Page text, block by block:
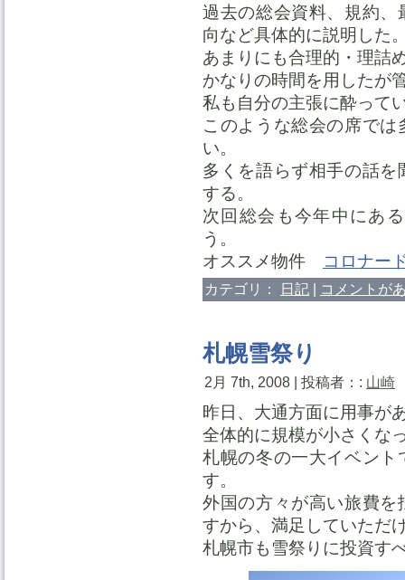
過去の総会資料、規約
向など具体的に説明した
あまりにも合理的・理詰
かなりの時間を用したが
私も自分の主張に酔って
このような総会の席で
い。
多くを語らず相手の話
する。
次回総会も今年中にあ
う。
オススメ物件
コロナー
カテゴリ： 日記 | コメントが
札幌雪祭り
2月 7th, 2008 | 投稿者：: 山崎
昨日、大通方面に用事が
全体的に規模が小さくな
札幌の冬の一大イベン
す。
外国の方々が高い旅費
すから、満足していただ
札幌市も雪祭りに投資す